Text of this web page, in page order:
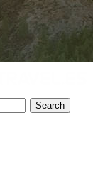
Search